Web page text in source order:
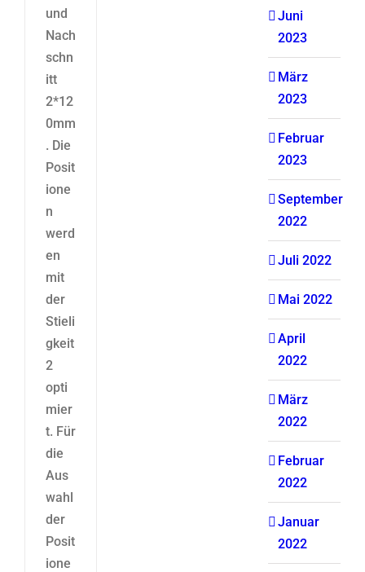
und
Nach
schn
itt
2*12
0mm
. Die
Posit
ione
n
werd
en
mit
der
Stieli
gkeit
2
opti
mier
t. Für
die
Aus
wahl
der
Posit
ione
Juni
2023
März
2023
Februar
2023
September
2022
Juli 2022
Mai 2022
April
2022
März
2022
Februar
2022
Januar
2022